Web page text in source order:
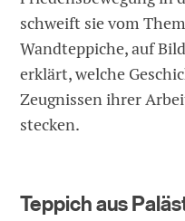
schweift sie vom
Wandteppiche, auf
erklärt, welche
Zeugnissen ihrer
stecken.
Teppich aus